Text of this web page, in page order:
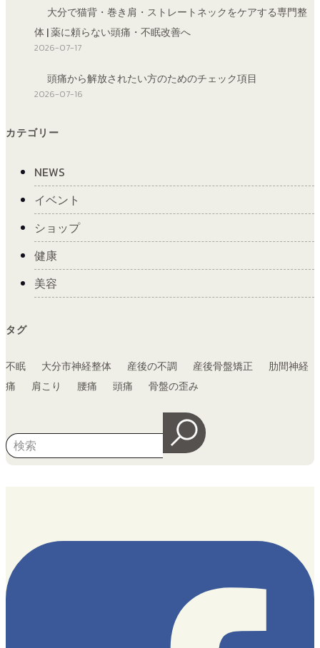
大分で猫背・巻き肩・ストレートネックをケアする専門整
体 | 薬に頼らない頭痛・不眠改善へ
2026-07-17
頭痛から解放されたい方のためのチェック項目
2026-07-16
カテゴリー
NEWS
イベント
ショップ
健康
美容
タグ
不眠 大分市神経整体 産後の不調 産後骨盤矯正
肋間神経
痛
肩こり 腰痛 頭痛 骨盤の歪み